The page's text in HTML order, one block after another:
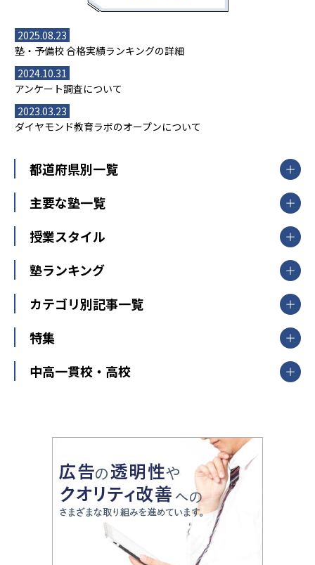
2025.08.23
塾・予備校 合格実績ランキングの詳細
2024.10.31
アンケート調査について
2023.03.23
ダイヤモンド教育ラボのオープンについて
都道府県別一覧
北海道・東北
山形県
福島県
関東
東京都
神奈川県
茨城県
栃木県
群馬県
新潟県
中部
愛知県
静岡県
長野県
大阪府
兵庫県 京都府 奈良県
和歌山県
鳥取県
島根県 岡山県 広島県
香川県
高知県
主要な塾一覧
【掲載塾一覧を見る】
東京個別指導学院
明光義塾
個別教室のトライ
武田塾
授業スタイル
個別指導
オンライン指導
塾ランキング
中学受験ランキング
カテゴリ別記事一覧
中学受験
大学受験
教育全般
大学受験塾の選び方
中学受験に熱心な市区町村ランキング
小学校受験
家庭教師
特集
開成番長直伝！子どもの受験を成功させる方法
運動と遊びを考える
情報Ⅰ、数学が苦手な人注目！最短距離の学力
アップ法
悩み多き「大学受験」相談室
英語・英会話・英検対策
小学校教師が解説！中学受験のリアル
中高一貫校・高校
大学入試改革
ママテクエグザム
進化する中高一貫校・高校